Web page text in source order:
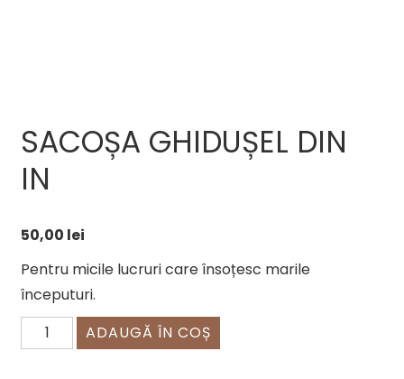
SACOȘA GHIDUȘEL DIN
IN
50,00 lei
Pentru micile lucruri care însoțesc marile
începuturi.
Cantitate
Sacoșa
ADAUGĂ ÎN COȘ